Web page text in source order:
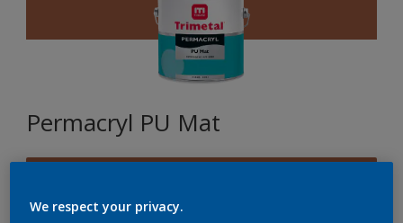
Permacryl PU Mat
We respect your privacy.